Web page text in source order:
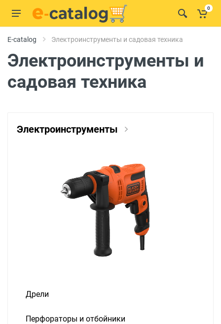
0
E-catalog Электроинструменты и садовая техника
Электроинструменты и
садовая техника
Электроинструменты
Дрели
Перфораторы и отбойники